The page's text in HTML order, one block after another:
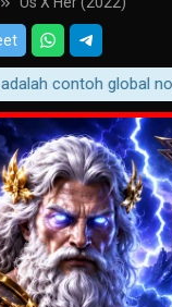
contoh global